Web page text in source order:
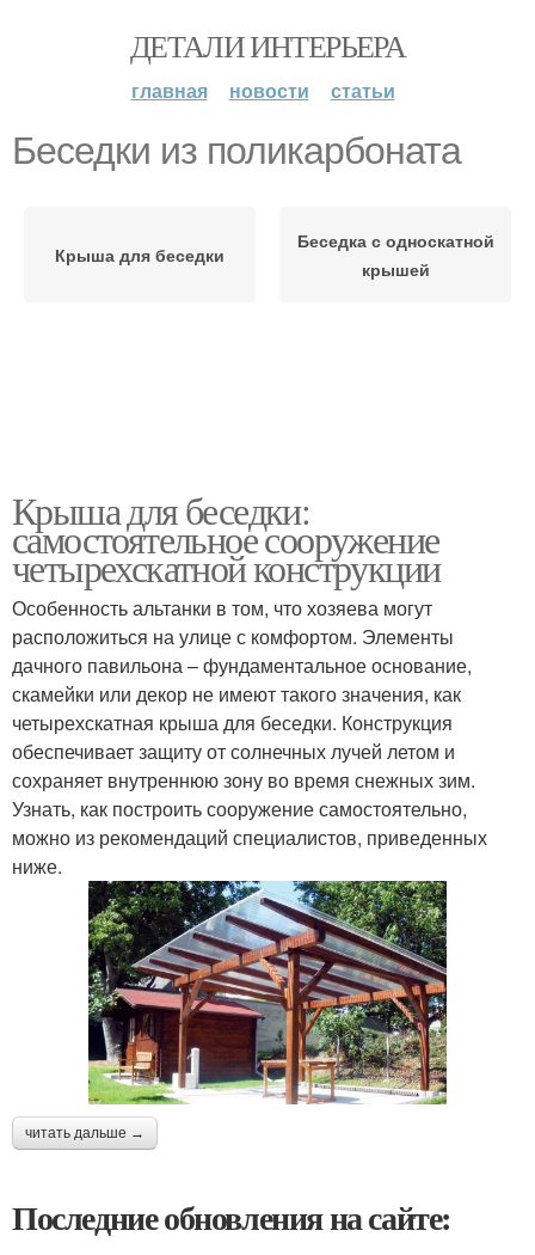
ДЕТАЛИ ИНТЕРЬЕРА
главная новости статьи
Беседки из поликарбоната
Крыша для беседки
Беседка с односкатной
крышей
Крыша для беседки:
самостоятельное сооружение
четырехскатной конструкции
Особенность альтанки в том, что хозяева могут
расположиться на улице с комфортом. Элементы
дачного павильона – фундаментальное основание,
скамейки или декор не имеют такого значения, как
четырехскатная крыша для беседки. Конструкция
обеспечивает защиту от солнечных лучей летом и
сохраняет внутреннюю зону во время снежных зим.
Узнать, как построить сооружение самостоятельно,
можно из рекомендаций специалистов, приведенных
ниже.
читать дальше →
Последние обновления на сайте: